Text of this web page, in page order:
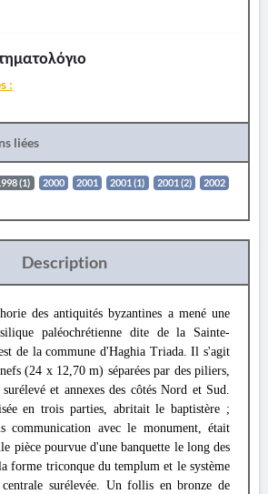
:
liées
(1) 2000 2001 2001 (1) 2001 (2)
2002
Description
des antiquités byzantines a mené une
paléochrétienne dite de la Sainte-
de la commune d'Haghia Triada. Il s'agit
(24 x 12,70 m) séparées par des piliers,
et annexes des côtés Nord et Sud.
en trois parties, abritait le baptistère ;
communication avec le monument, était
pièce pourvue d'une banquette le long des
forme triconque du templum et le système
surélevée. Un follis en bronze de